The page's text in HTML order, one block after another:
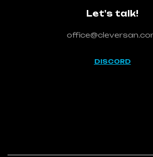
Let's talk!
DISCORD